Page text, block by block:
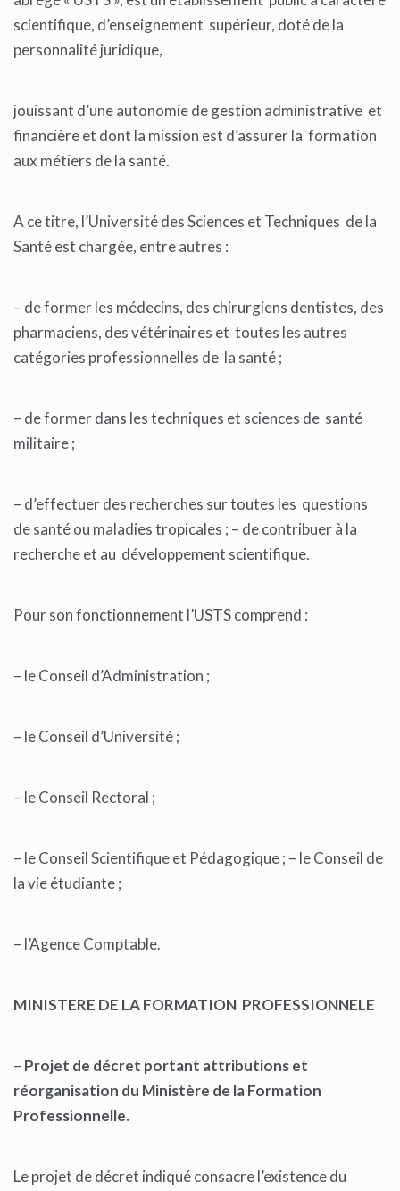
scientifique, d’enseignement supérieur, doté de la
personnalité juridique,
jouissant d’une autonomie de gestion administrative et
financière et dont la mission est d’assurer la formation
aux métiers de la santé.
A ce titre, l’Université des Sciences et Techniques de la
Santé est chargée, entre autres :
– de former les médecins, des chirurgiens dentistes, des
pharmaciens, des vétérinaires et toutes les autres
catégories professionnelles de la santé ;
– de former dans les techniques et sciences de santé
militaire ;
– d’effectuer des recherches sur toutes les questions
de santé ou maladies tropicales ; – de contribuer à la
recherche et au développement scientifique.
Pour son fonctionnement l’USTS comprend :
– le Conseil d’Administration ;
– le Conseil d’Université ;
– le Conseil Rectoral ;
– le Conseil Scientifique et Pédagogique ; – le Conseil de
la vie étudiante ;
– l’Agence Comptable.
MINISTERE DE LA FORMATION PROFESSIONNELE
– Projet de décret portant attributions et
réorganisation du Ministère de la Formation
Professionnelle.
Le projet de décret indiqué consacre l’existence du